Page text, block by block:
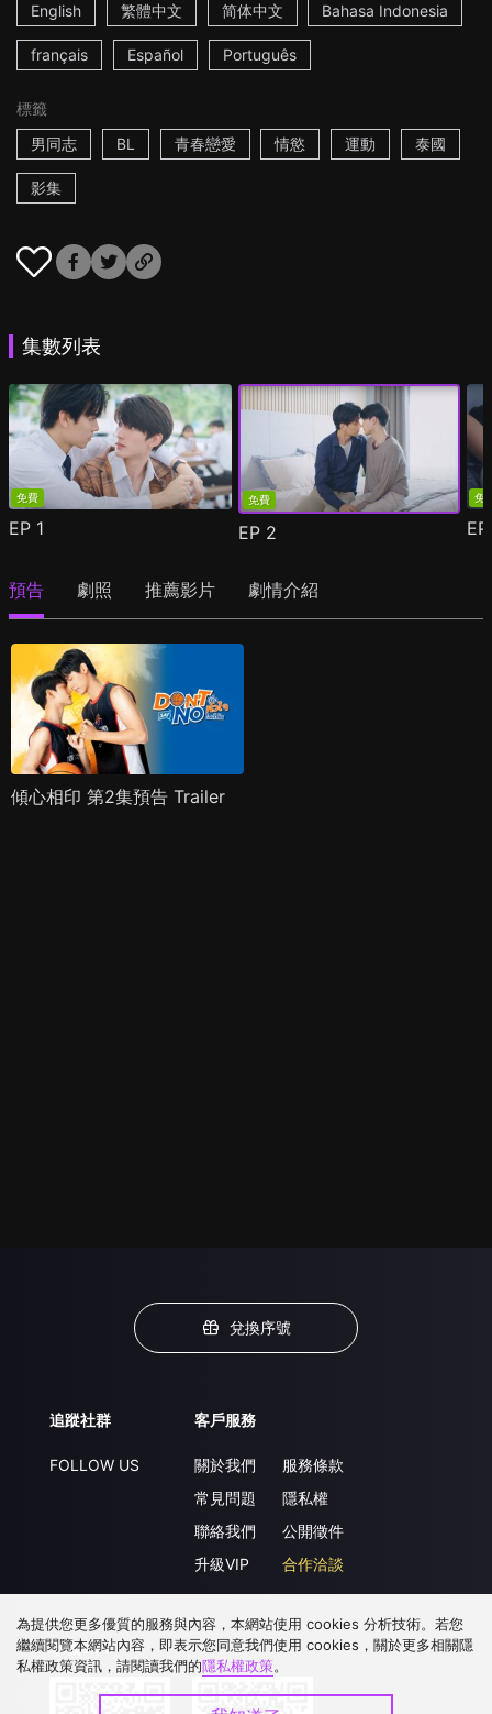
English
繁體中文 简体中文 Bahasa Indonesia
français Español Português
標籤
男同志
BL 青春戀愛 情慾 運動 泰國
影集
集數列表
免費
EP 1
免費
EP 2
免
預告 劇照 推薦影片 劇情介紹
傾心相印 第2集預告 Trailer
兌換序號
追蹤社群
FOLLOW US
客戶服務
關於我們
常見問題
聯絡我們
升級VIP
服務條款
隱私權
公開徵件
合作洽談
下載 APP
為提供您更多優質的服務與內容，本網站使用 cookies 分析技術。若您
繼續閱覽本網站內容，即表示您同意我們使用 cookies，關於更多相關隱
私權政策資訊，請閱讀我們的隱私權政策。